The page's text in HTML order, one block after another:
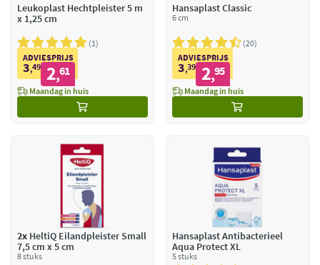
Leukoplast Hechtpleister 5 m
x 1,25 cm
1
ADVIESPRIJS
3,49 2,61
Maandag in huis
Hansaplast Classic
6 cm
20
ADVIESPRIJS
3,39 2,95
Maandag in huis
2x HeltiQ Eilandpleister Small
7,5 cm x 5 cm
8 stuks
Hansaplast Antibacterieel
Aqua Protect XL
5 stuks